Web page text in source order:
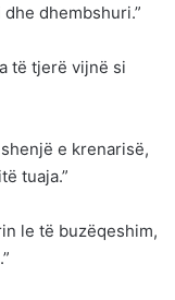
dhembshuri.”
të tjerë vijnë si
e krenarisë,
tuaja.”
le të buzëqeshim,